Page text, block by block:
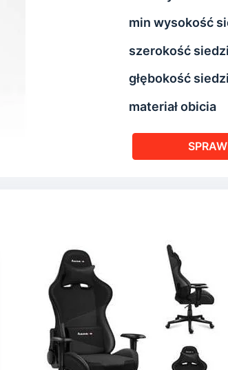
min wysokość
szerokość
głębokość
materiał obicia